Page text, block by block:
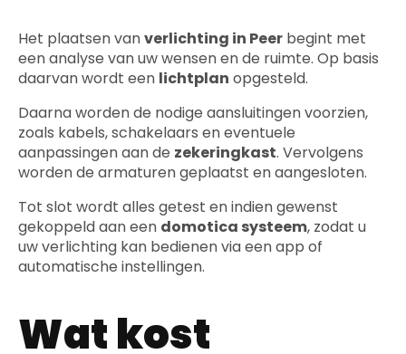
Het plaatsen vanverlichting in Peer begint met
een analyse van uw wensen en de ruimte. Op basis
daarvan wordt een lichtplan opgesteld.
Daarna worden de nodige aansluitingen voorzien,
zoals kabels, schakelaars en eventuele
aanpassingen aan de zekeringkast. Vervolgens
worden de armaturen geplaatst en aangesloten.
Tot slot wordt alles getest en indien gewenst
gekoppeld aan een domotica systeem, zodat u
uw verlichting kan bedienen via een app of
automatische instellingen.
Wat kost